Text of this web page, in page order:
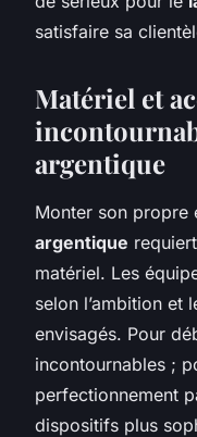
satisfaire sa
Matériel et
argentique
Monter son propre
argentique
matériel. Les
selon l’ambition et
envisagés. Pour
incontournables ;
perfectionnement
dispositifs plus